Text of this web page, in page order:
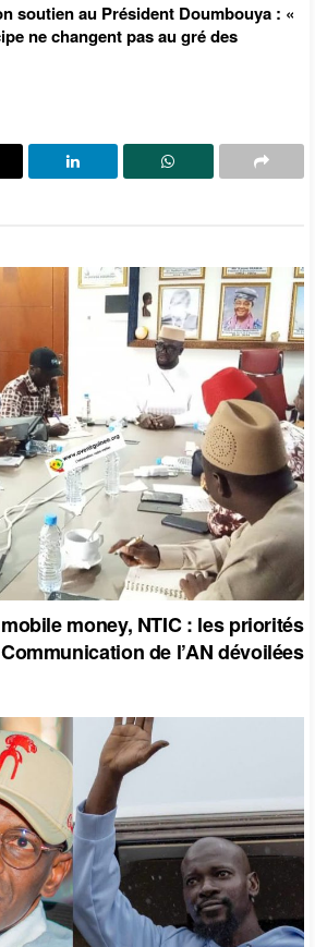
soutien au Président Doumbouya : «
ne changent pas au gré des
money, NTIC : les priorités
de l’AN dévoilées